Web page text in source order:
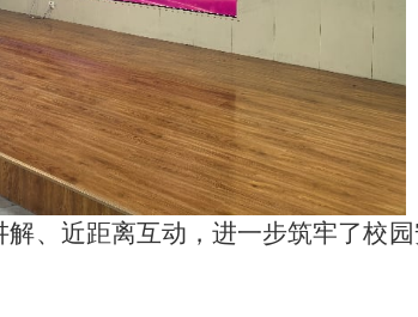
、 近距离互动，进一步筑牢了校